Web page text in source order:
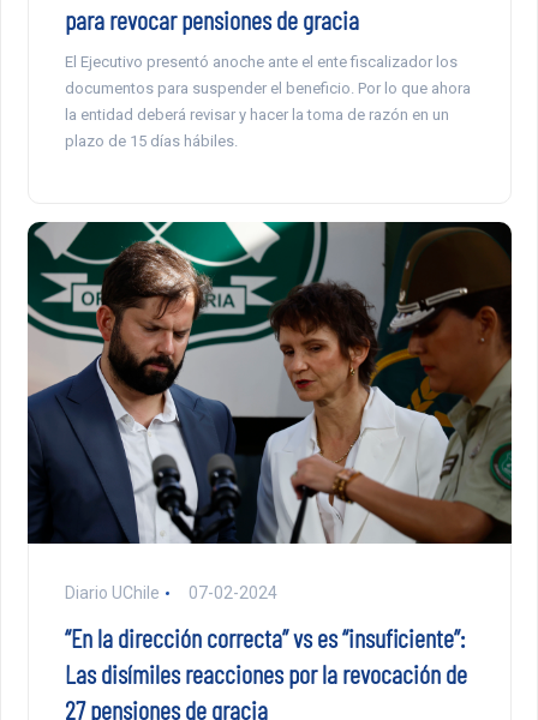
para revocar pensiones de gracia
El Ejecutivo presentó anoche ante el ente fiscalizador los
documentos para suspender el beneficio. Por lo que ahora
la entidad deberá revisar y hacer la toma de razón en un
plazo de 15 días hábiles.
Diario UChile 07-02-2024
“En la dirección correcta” vs es “insuficiente”:
Las disímiles reacciones por la revocación de
27 pensiones de gracia